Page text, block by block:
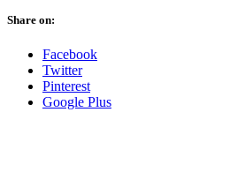
Share on:
Facebook
Twitter
Pinterest
Google Plus